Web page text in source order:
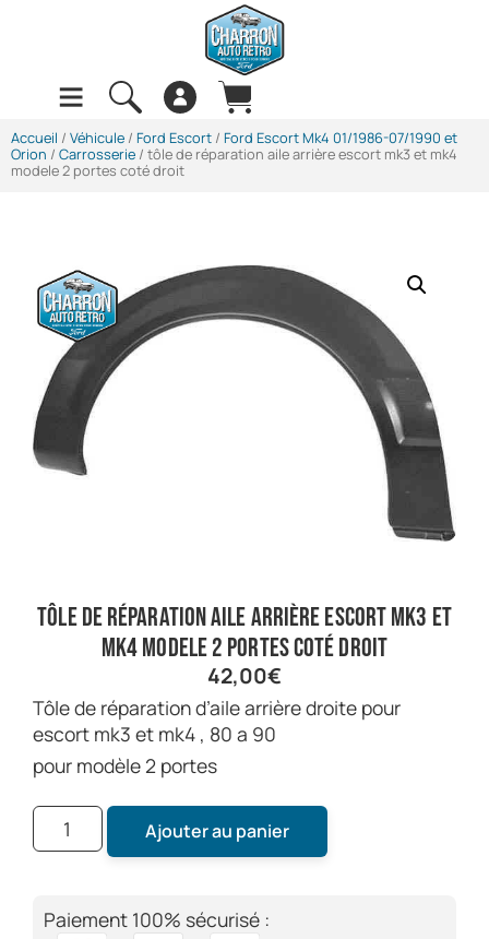
Accueil / Véhicule / Ford Escort / Ford Escort Mk4 01/1986-07/1990 et
Orion / Carrosserie / tôle de réparation aile arrière escort mk3 et mk4
modele 2 portes coté droit
tôle de réparation aile arrière escort mk3 et
mk4 modele 2 portes coté droit
42,00€
tôle de réparation d’aile arrière droite pour
escort mk3 et mk4 , 80 a 90
pour modèle 2 portes
Ajouter au panier
Paiement 100% sécurisé :